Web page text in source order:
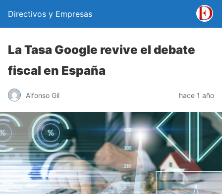
Directivos y Empresas
La Tasa Google revive el debate
fiscal en España
Alfonso Gil hace 1 año